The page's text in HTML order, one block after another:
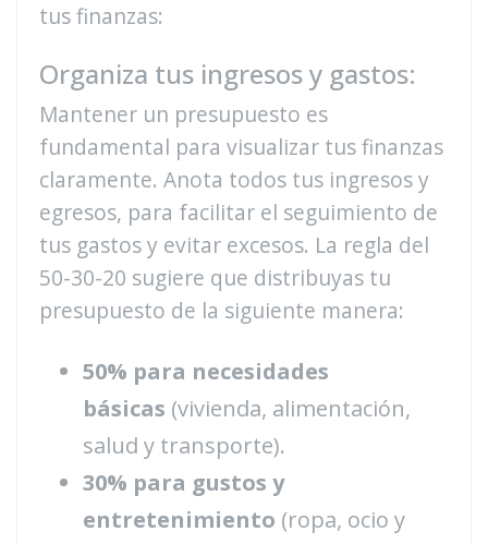
tus finanzas:
Organiza tus ingresos y gastos:
Mantener un presupuesto es
fundamental para visualizar tus finanzas
claramente. Anota todos tus ingresos y
egresos, para facilitar el seguimiento de
tus gastos y evitar excesos. La regla del
50-30-20 sugiere que distribuyas tu
presupuesto de la siguiente manera:
50% para necesidades
básicas (vivienda, alimentación,
salud y transporte).
30% para gustos y
entretenimiento (ropa, ocio y